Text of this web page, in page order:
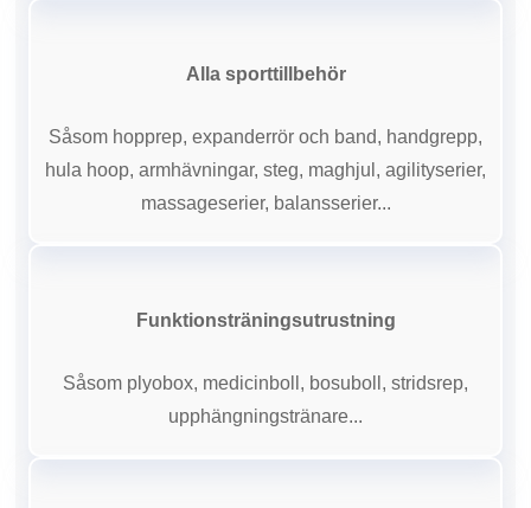
Alla sporttillbehör
Såsom hopprep, expanderrör och band, handgrepp,
hula hoop, armhävningar, steg, maghjul, agilityserier,
massageserier, balansserier...
Funktionsträningsutrustning
Såsom plyobox, medicinboll, bosuboll, stridsrep,
upphängningstränare...